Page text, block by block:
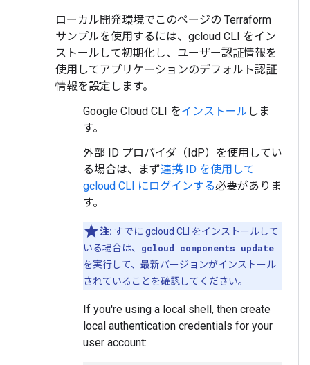
ローカル開発環境でこのページの Terraform
サンプルを使用するには、gcloud CLI をイン
ストールして初期化し、ユーザー認証情報を
使用してアプリケーションのデフォルト認証
情報を設定します。
Google Cloud CLI をインストール しま
す。
外部 ID プロバイダ（IdP）を使用してい
る場合は、まず連携 ID を使用して
gcloud CLI にログインする必要がありま
す。
注: すでに gcloud CLI をインストールして
いる場合は、 gcloud components update
を実行して、最新バージョンがインストール
されていることを確認してください。
If you're using a local shell, then create
local authentication credentials for your
user account: